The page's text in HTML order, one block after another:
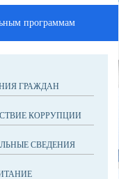
ГРАЖДАН
КОРРУПЦИИ
СВЕДЕНИЯ
программам